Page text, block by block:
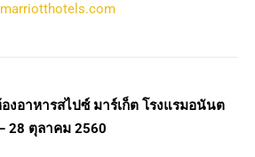
งอาหารสไปซ์ มาร์เก็ต โรงแรมอนันต
28 ตุลาคม 2560